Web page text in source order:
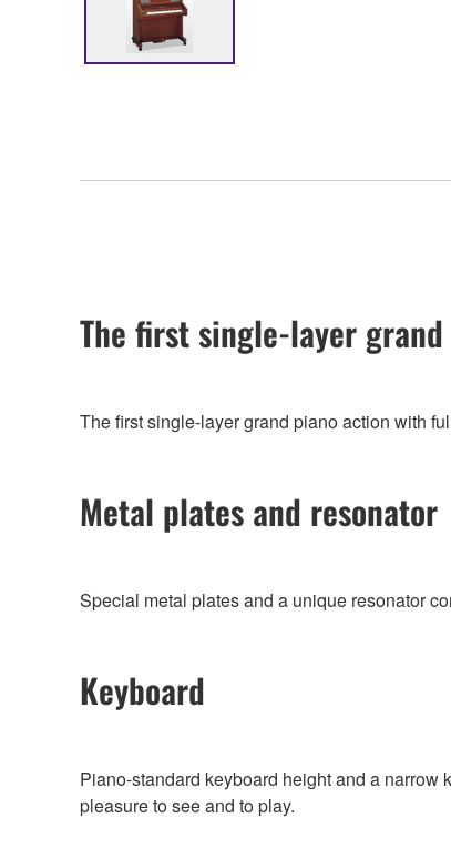
The first single-layer
The first single-layer grand piano action with
Metal plates and resonator
Special metal plates and a unique resonator
Keyboard
Piano-standard keyboard height and a
pleasure to see and to play.